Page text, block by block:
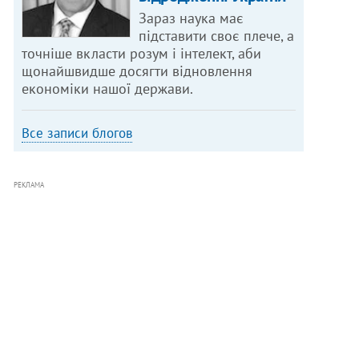
Зараз наука має
підставити своє плече, а
точніше вкласти розум і інтелект, аби
щонайшвидше досягти відновлення
економіки нашої держави.
Все записи блогов
РЕКЛАМА